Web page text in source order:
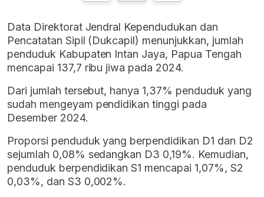
Data Direktorat Jendral Kependudukan dan
Pencatatan Sipil (Dukcapil) menunjukkan, jumlah
penduduk Kabupaten Intan Jaya, Papua Tengah
mencapai 137,7 ribu jiwa pada 2024.
Dari jumlah tersebut, hanya 1,37% penduduk yang
sudah mengeyam pendidikan tinggi pada
Desember 2024.
Proporsi penduduk yang berpendidikan D1 dan D2
sejumlah 0,08% sedangkan D3 0,19%. Kemudian,
penduduk berpendidikan S1 mencapai 1,07%, S2
0,03%, dan S3 0,002%.